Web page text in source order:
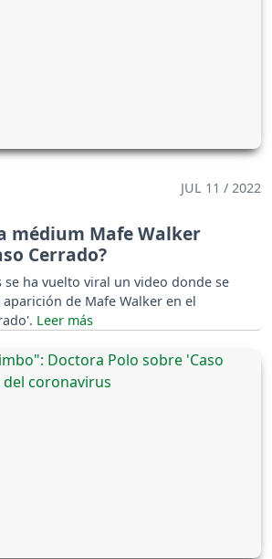
JUL 11 / 2022
médium Mafe Walker
Cerrado?
se ha vuelto viral un video donde se
de Mafe Walker en el